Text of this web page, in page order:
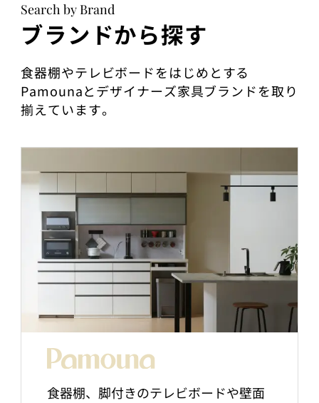
Search by Brand
ブランドから探す
食器棚やテレビボードをはじめとする
Pamounaとデザイナーズ家具ブランドを取り
揃えています。
食器棚、脚付きのテレビボードや壁面